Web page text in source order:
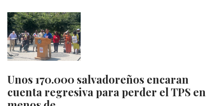
Unos 170.000 salvadoreños encaran
cuenta regresiva para perder el TPS en